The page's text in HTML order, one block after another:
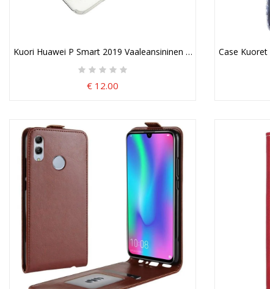
Kuori Huawei P Smart 2019 Vaaleansininen Harmaa Avoin Ja
€ 12.00
Case